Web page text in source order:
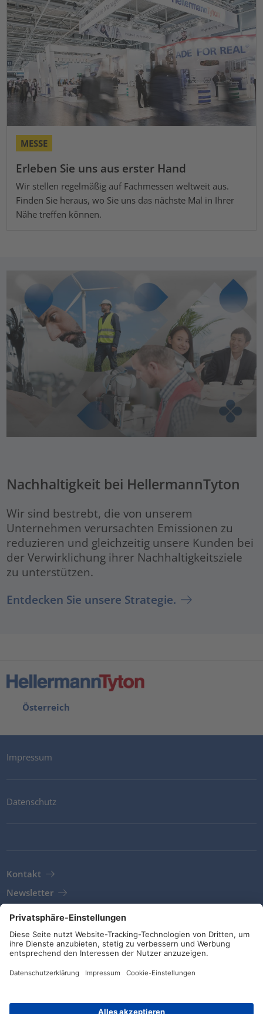
MESSE
Erleben Sie uns aus erster Hand
Wir stellen regelmäßig auf Fachmessen weltweit aus.
Finden Sie heraus, wo Sie uns das nächste Mal in Ihrer
Nähe treffen können.
Nachhaltigkeit bei HellermannTyton
Wir sind bestrebt, die von unserem
Unternehmen verursachten Emissionen zu
reduzieren und gleichzeitig unsere Kunden bei
der Verwirklichung ihrer Nachhaltigkeitsziele
zu unterstützen.
Entdecken Sie unsere Strategie.
Österreich
Impressum
Datenschutz
Kontakt
Newsletter
AGB
Richtlinien und Bekenntnisse
Soziale Medien